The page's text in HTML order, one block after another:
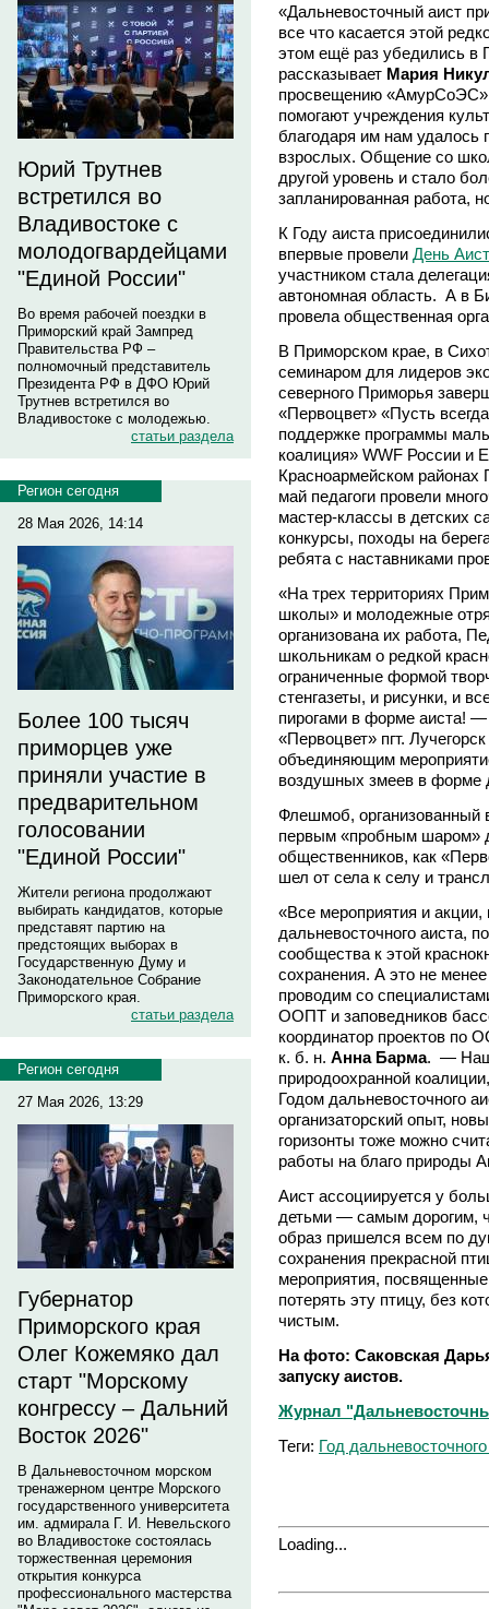
Юрий Трутнев
встретился во
Владивостоке с
молодогвардейцами
"Единой России"
Во время рабочей поездки в
Приморский край Зампред
Правительства РФ –
полномочный представитель
Президента РФ в ДФО Юрий
Трутнев встретился во
Владивостоке с молодежью.
статьи раздела
Регион сегодня
28 Мая 2026, 14:14
Более 100 тысяч
приморцев уже
приняли участие в
предварительном
голосовании
"Единой России"
Жители региона продолжают
выбирать кандидатов, которые
представят партию на
предстоящих выборах в
Государственную Думу и
Законодательное Собрание
Приморского края.
статьи раздела
Регион сегодня
27 Мая 2026, 13:29
Губернатор
Приморского края
Олег Кожемяко дал
старт "Морскому
конгрессу – Дальний
Восток 2026"
В Дальневосточном морском
тренажерном центре Морского
государственного университета
им. адмирала Г. И. Невельского
во Владивостоке состоялась
торжественная церемония
открытия конкурса
профессионального мастерства
«Дальневосточный аист
все что касается этой
этом ещё раз убедились в
рассказывает Мария
просвещению
помогают учреждения
благодаря им нам удалось
взрослых. Общение со
другой уровень и стало
запланированная работа,
К Году аиста
впервые провели День
участником стала
автономная область. А в
провела общественная
В Приморском крае, в
семинаром для лидеров
северного Приморья
«Первоцвет» «Пусть
поддержке программы
коалиция» WWF России и
Красноармейском районах
май педагоги провели
мастер-классы в детских
конкурсы, походы на
ребята с наставниками
«На трех территориях
школы» и молодежные
организована их работа,
школьникам о редкой
ограниченные формой
стенгазеты, и рисунки, и
пирогами в форме аиста!
«Первоцвет» пгт. Лучегорск
объединяющим
воздушных змеев в форме
Флешмоб, организованный
первым «пробным шаром»
общественников, как
шел от села к селу и
«Все мероприятия и
дальневосточного аиста,
сообщества к этой
сохранения. А это не
проводим со
ООПТ и заповедников
координатор проектов по
к. б. н. Анна Барма. —
природоохранной
Годом дальневосточного
организаторский опыт,
горизонты тоже можно
работы на благо природы
Аист ассоциируется у
детьми — самым дорогим,
образ пришелся всем по
сохранения прекрасной
мероприятия,
потерять эту птицу, без
чистым.
На фото: Саковская
запуску аистов.
Журнал
Теги: Год
Loading...